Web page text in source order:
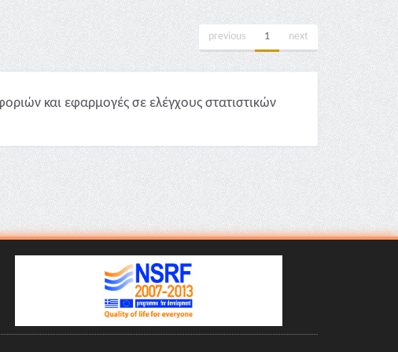
previous 1 next
και εφαρμογές σε ελέγχους στατιστικών